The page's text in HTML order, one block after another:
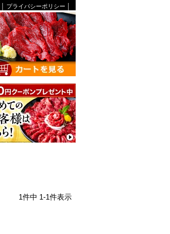
プライバシーポリシー
1件中 1-1件表示